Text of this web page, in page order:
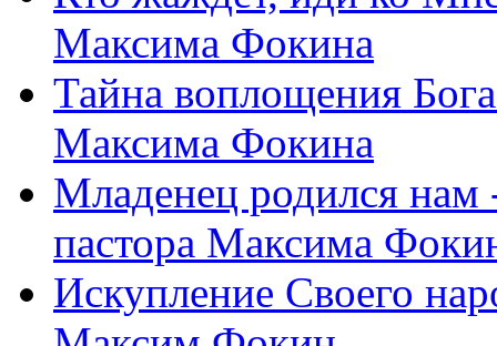
Максима Фокина
Тайна воплощения
Максима Фокина
Младенец родился
пастора Максима
Искупление Своего